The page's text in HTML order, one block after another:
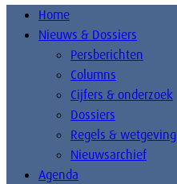
Home
Nieuws & Dossiers
Persberichten
Columns
Cijfers & onderzoek
Dossiers
Regels & wetgeving
Nieuwsarchief
Agenda